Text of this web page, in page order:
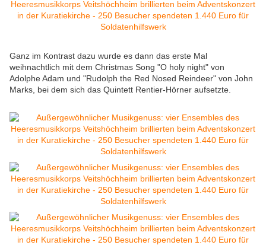
Ganz im Kontrast dazu wurde es dann das erste Mal
weihnachtlich mit dem Christmas Song "O holy night" von
Adolphe Adam und "Rudolph the Red Nosed Reindeer" von John
Marks, bei dem sich das Quintett Rentier-Hörner aufsetzte.